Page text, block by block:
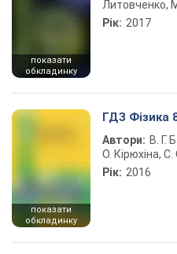
показати
обкладинку
Литовченко,
Рік: 2017
показати
обкладинку
ГДЗ Фізика
Автори: В. Г.
О. Кірюхіна,
Рік: 2016